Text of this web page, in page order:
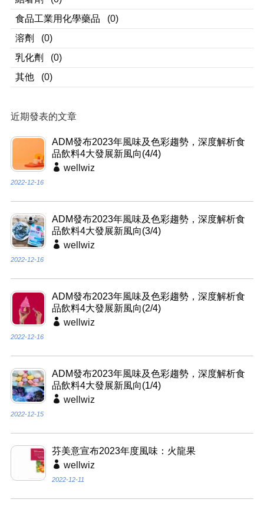
食品工業用化學藥品
(0)
溶劑
(0)
乳化劑
(0)
其他
(0)
近期發表的文章
ADM發布2023年風味及色彩趨勢，深度解析食
品飲料4大發展新風向(4/4)
wellwiz
2022-12-16
ADM發布2023年風味及色彩趨勢，深度解析食
品飲料4大發展新風向(3/4)
wellwiz
2022-12-16
ADM發布2023年風味及色彩趨勢，深度解析食
品飲料4大發展新風向(2/4)
wellwiz
2022-12-16
ADM發布2023年風味及色彩趨勢，深度解析食
品飲料4大發展新風向(1/4)
wellwiz
2022-12-15
芬美意宣布2023年度風味：火龍果
wellwiz
2022-12-11